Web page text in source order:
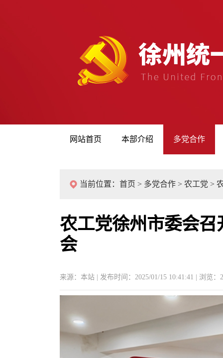
网站首页 本部介绍 多党合作
当前位置： 首页 > 多党合作 > 农工党 >
农工党徐州市委会
会
来源：本站 | 发布时间：2025/01/15 10:41:41 | 浏览：